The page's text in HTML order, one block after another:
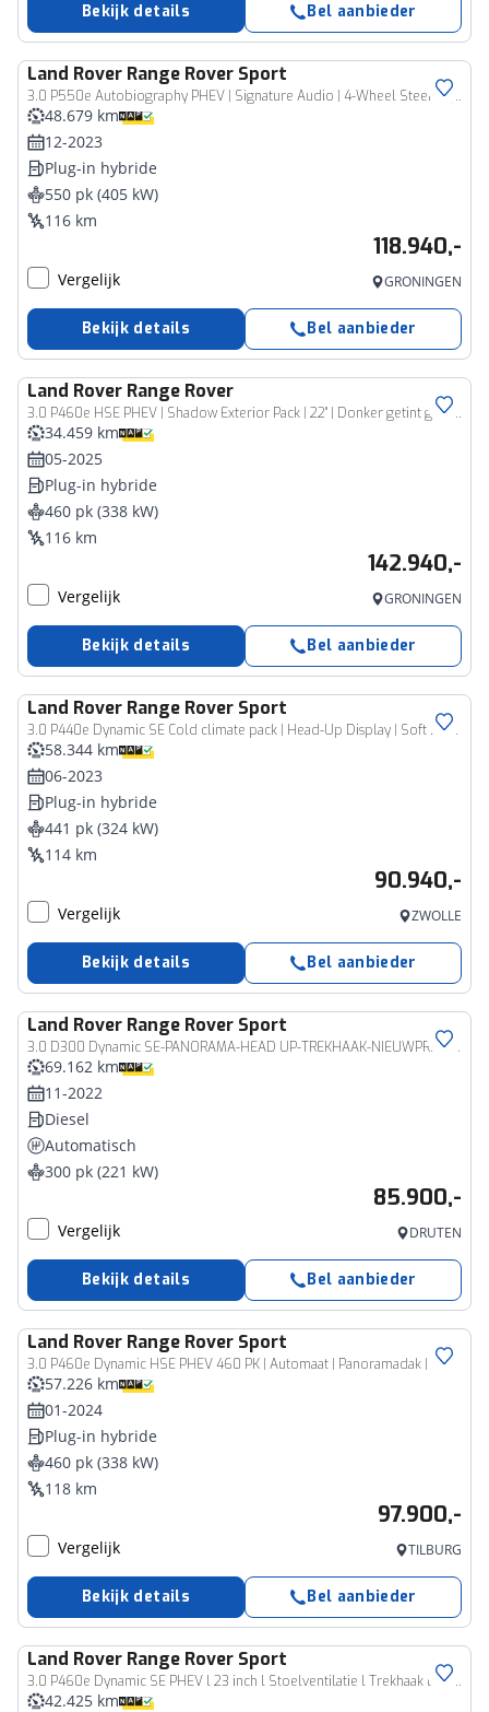
Bekijk details Bel aanbieder
Land Rover Range Rover Sport
3.0 P550e Autobiography PHEV | Signature Audio | 4-Wheel Steering | Alcantara Hemelbekleding | Cold Climate Pack
48.679 km
12-2023
Plug-in hybride
550 pk (405 kW)
116 km
118.940,-
Vergelijk GRONINGEN
Bekijk details Bel aanbieder
Land Rover Range Rover
3.0 P460e HSE PHEV | Shadow Exterior Pack | 22" | Donker getint glas | Clearsight | Schuif/kanteldak
34.459 km
05-2025
Plug-in hybride
460 pk (338 kW)
116 km
142.940,-
Vergelijk GRONINGEN
Bekijk details Bel aanbieder
Land Rover Range Rover Sport
3.0 P440e Dynamic SE Cold climate pack | Head-Up Display | Soft Door Close | 23" inch Gloss Black |
58.344 km
06-2023
Plug-in hybride
441 pk (324 kW)
114 km
90.940,-
Vergelijk ZWOLLE
Bekijk details Bel aanbieder
Land Rover Range Rover Sport
3.0 D300 Dynamic SE-PANORAMA-HEAD UP-TREKHAAK-NIEUWPRIJS € 154.000,-
69.162 km
11-2022
Diesel
Automatisch
300 pk (221 kW)
85.900,-
Vergelijk DRUTEN
Bekijk details Bel aanbieder
Land Rover Range Rover Sport
3.0 P460e Dynamic HSE PHEV 460 PK | Automaat | Panoramadak | Navigatie | 360 Camera | Meridian Sound System | Luchtvering | Keyless | Head-up Display |
57.226 km
01-2024
Plug-in hybride
460 pk (338 kW)
118 km
97.900,-
Vergelijk TILBURG
Bekijk details Bel aanbieder
Land Rover Range Rover Sport
3.0 P460e Dynamic SE PHEV l 23 inch l Stoelventilatie l Trekhaak l Head-up
42.425 km